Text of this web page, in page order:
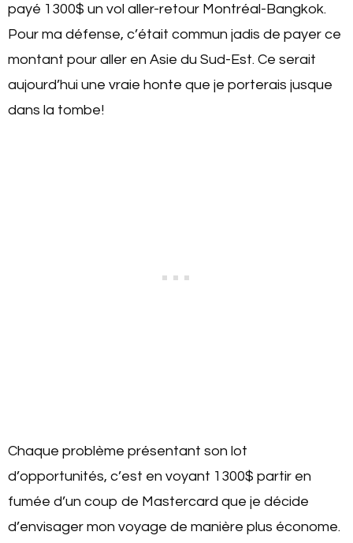
payé 1300$ un vol aller-retour Montréal-Bangkok.
Pour ma défense, c’était commun jadis de payer ce
montant pour aller en Asie du Sud-Est. Ce serait
aujourd’hui une vraie honte que je porterais jusque
dans la tombe!
Chaque problème présentant son lot
d’opportunités, c’est en voyant 1300$ partir en
fumée d’un coup de Mastercard que je décide
d’envisager mon voyage de manière plus économe.